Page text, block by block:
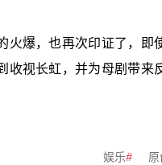
火爆，也再次印证了，即
收视长虹，并为母剧带来
娱乐# 原